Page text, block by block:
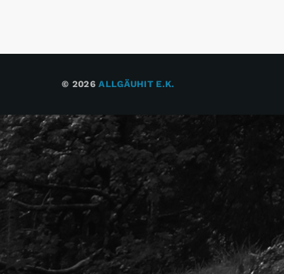
© 2026ALLGÄUHIT E.K.